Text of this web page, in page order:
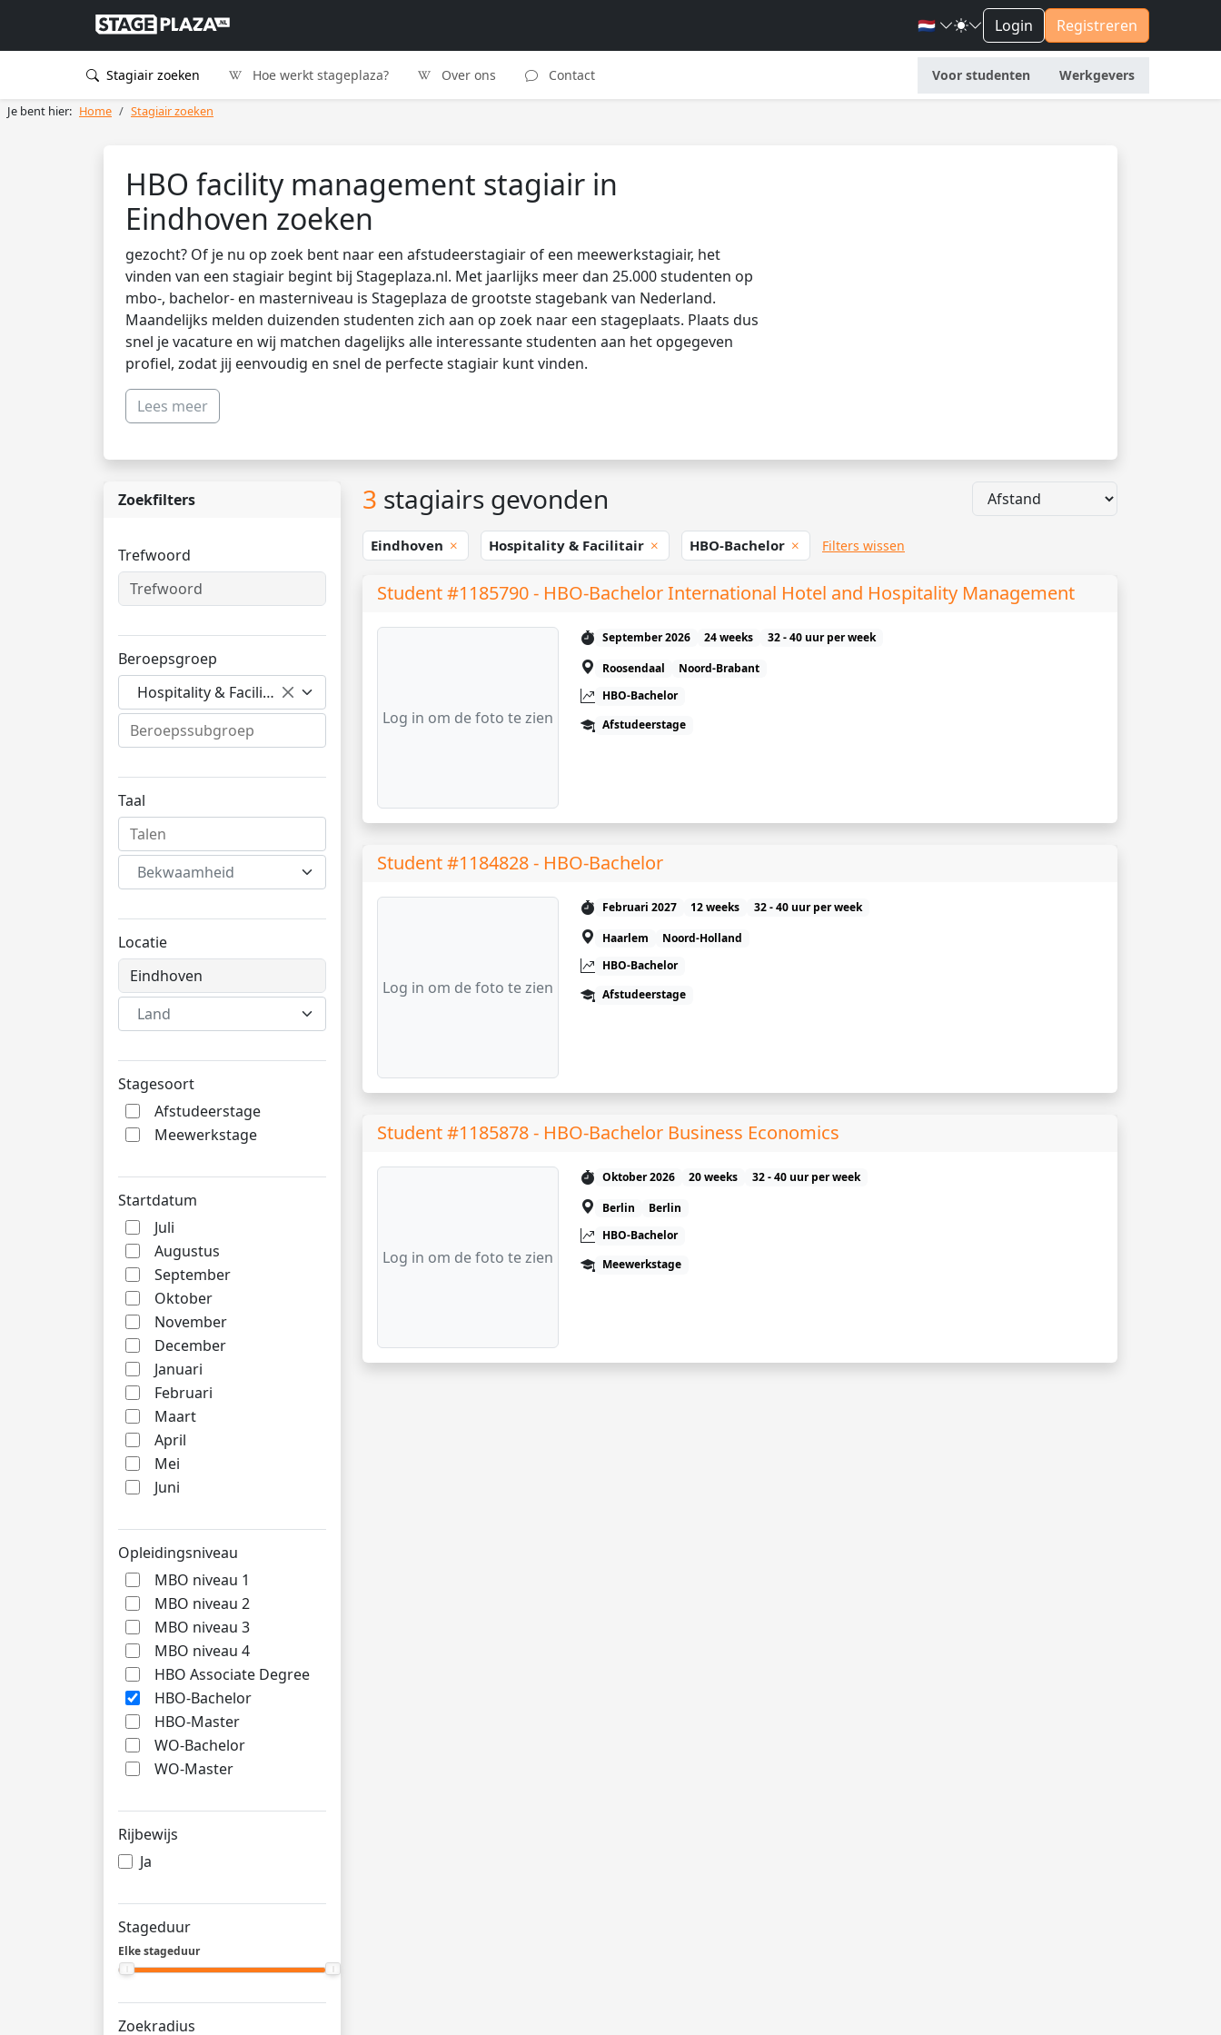
🇳🇱 Login Registreren
Stagiair zoeken Hoe werkt stageplaza? Over ons Contact Voor studenten Werkgevers
Je bent hier: Home Stagiair zoeken
HBO facility management stagiair in
Eindhoven zoeken
gezocht? Of je nu op zoek bent naar een afstudeerstagiair of een meewerkstagiair, het
vinden van een stagiair begint bij Stageplaza.nl. Met jaarlijks meer dan 25.000 studenten op
mbo-, bachelor- en masterniveau is Stageplaza de grootste stagebank van Nederland.
Maandelijks melden duizenden studenten zich aan op zoek naar een stageplaats. Plaats dus
snel je vacature en wij matchen dagelijks alle interessante studenten aan het opgegeven
profiel, zodat jij eenvoudig en snel de perfecte stagiair kunt vinden.
Lees meer
Zoekfilters
Trefwoord
Beroepsgroep
Hospitality & Facilitair
Taal
Bekwaamheid
Locatie
Land
Stagesoort
Afstudeerstage
Meewerkstage
Startdatum
Juli
Augustus
September
Oktober
November
December
Januari
Februari
Maart
April
Mei
Juni
Opleidingsniveau
MBO niveau 1
MBO niveau 2
MBO niveau 3
MBO niveau 4
HBO Associate Degree
HBO-Bachelor
HBO-Master
WO-Bachelor
WO-Master
Rijbewijs
Ja
Stageduur
Elke stageduur
Zoekradius
3 stagiairs gevonden
Eindhoven Hospitality & Facilitair HBO-Bachelor Filters wissen
Student #1185790 - HBO-Bachelor International Hotel and Hospitality Management
Log in om de foto te zien
September 2026 24 weeks
32 - 40 uur per week
Roosendaal
Noord-Brabant
HBO-Bachelor
Afstudeerstage
Student #1184828 - HBO-Bachelor
Log in om de foto te zien
Februari 2027 12 weeks
32 - 40 uur per week
Haarlem
Noord-Holland
HBO-Bachelor
Afstudeerstage
Student #1185878 - HBO-Bachelor Business Economics
Log in om de foto te zien
Oktober 2026 20 weeks
32 - 40 uur per week
Berlin
Berlin
HBO-Bachelor
Meewerkstage